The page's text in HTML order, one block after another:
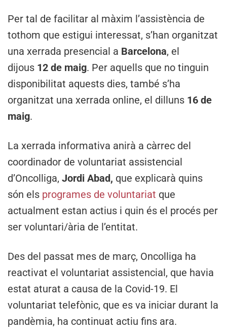
Per tal de facilitar al màxim l’assistència de
tothom que estigui interessat, s’han organitzat
una xerrada presencial a Barcelona, el
dijous 12 de maig. Per aquells que no tinguin
disponibilitat aquests dies, també s’ha
organitzat una xerrada online, el dilluns 16 de
maig.
La xerrada informativa anirà a càrrec del
coordinador de voluntariat assistencial
d’Oncolliga, Jordi Abad, que explicarà quins
són els programes de voluntariat que
actualment estan actius i quin és el procés per
ser voluntari/ària de l’entitat.
Des del passat mes de març, Oncolliga ha
reactivat el voluntariat assistencial, que havia
estat aturat a causa de la Covid-19. El
voluntariat telefònic, que es va iniciar durant la
pandèmia, ha continuat actiu fins ara.